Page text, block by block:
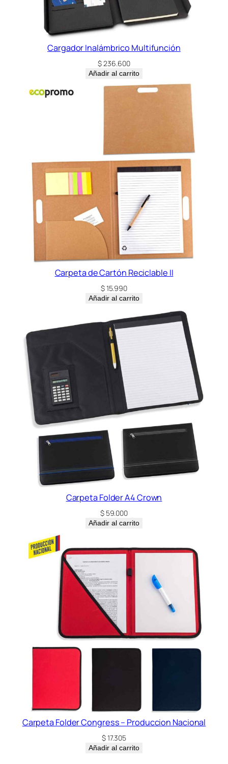
Cargador Inalámbrico Multifunción
$236.600
Añadir al carrito
Carpeta de Cartón Reciclable II
$15.990
Añadir al carrito
Carpeta Folder A4 Crown
$59.000
Añadir al carrito
Carpeta Folder Congress – Produccion Nacional
$17.305
Añadir al carrito